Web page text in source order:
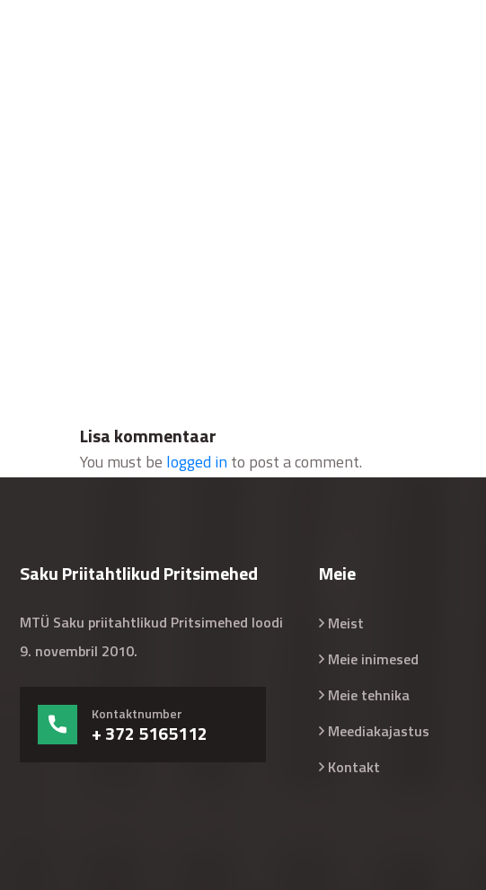
Lisa kommentaar
You must be logged into post a comment.
Saku Priitahtlikud Pritsimehed
MTÜ Saku priitahtlikud Pritsimehed loodi
9. novembril 2010.
Kontaktnumber
+ 372 5165112
Meie
Meist
Meie inimesed
Meie tehnika
Meediakajastus
Kontakt